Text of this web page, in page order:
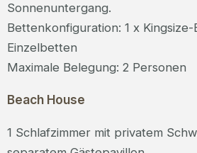
Sonnenuntergang.
Bettenkonfiguration: 1 x
Einzelbetten
Maximale Belegung: 2 Personen
Beach House
1 Schlafzimmer mit privatem